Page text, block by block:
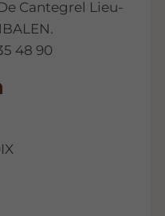
Cantegrel Lieu-
48 90